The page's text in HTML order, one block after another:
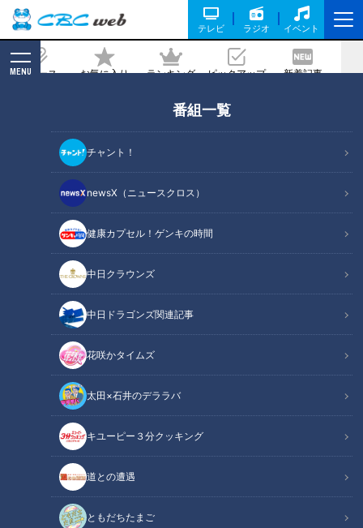
テレビ ラジオ イベント
ニュース お気に入り ランキング ピックアップ 新着記事
MENU
番組一覧
チャント！
newsX（ニュースクロス）
健康カプセル！ゲンキの時間
中日クラウンズ
中日ドラゴンズ関連記事
花咲かタイムズ
太田×石井のデララバ
キユーピー３分クッキング
道との遭遇
ともだちたまご
最高のロケーションで味わう『蕎麦』の
店 岐阜県御嵩町でなりゆきグルメ
旅！！
2020/12/04 07:00
チャント！
なりゆきアフロ～どこに行けばいいですか？～